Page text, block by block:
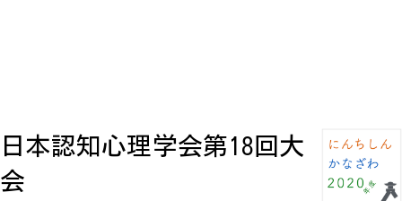
日本認知心理学会第18回大
会